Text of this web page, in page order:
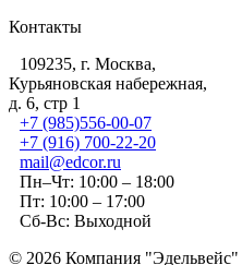
Контакты
109235, г. Москва,
Курьяновская набережная,
д. 6, стр 1
+7 (985)556-00-07
+7 (916) 700-22-20
mail@edcor.ru
Пн–Чт: 10:00 – 18:00
Пт: 10:00 – 17:00
Сб-Вс: Выходной
© 2026 Компания "Эдельвейс"